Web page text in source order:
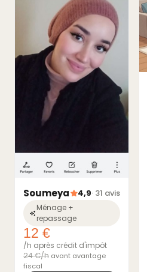
Soumeya 4,9· 31 avis
Ménage +
repassage
12 €
/h après crédit d'impôt
24 €/h avant avantage
fiscal